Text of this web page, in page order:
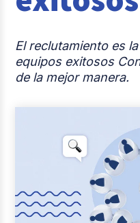
Actualidad laboral
El reclutamiento es
equipos exitosos
de la mejor manera.